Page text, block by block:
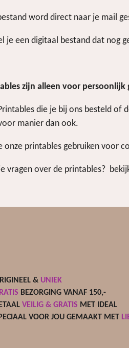
word direct naar je mail
je een digitaal bestand dat nog
zijn alleen voor persoonlijk
die je bij ons besteld
manier dan ook.
onze printables gebruiken voor
vragen over de printables?
& UNIEK
BEZORGING VANAF 150,-
VEILIG & GRATIS MET IDEAL
VOOR JOU GEMAAKT MET